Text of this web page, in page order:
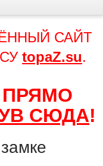
САЙТ
topaZ.su.
ПРЯМО
СЮДА!